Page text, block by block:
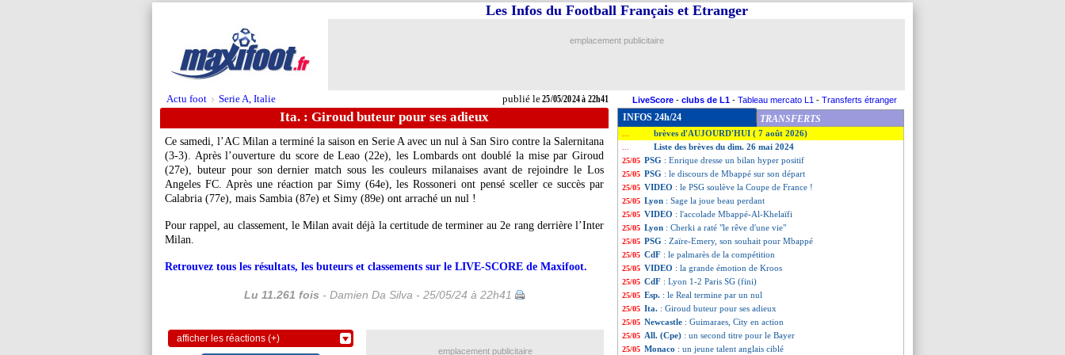
Actu foot > Serie A, Italie publié le25/05/2024 à 22h41
Les Infos du Football Français et Etranger
emplacement publicitaire
LiveScore - clubs de L1 - Tableau mercato L1 - Transferts étranger
Ita. : Giroud buteur pour ses adieux
Ce samedi, l’AC Milan a terminé la saison en Serie A avec un nul à San Siro contre la Salernitana
(3-3). Après l’ouverture du score de Leao (22e), les Lombards ont doublé la mise par Giroud
(27e), buteur pour son dernier match sous les couleurs milanaises avant de rejoindre le Los
Angeles FC. Après une réaction par Simy (64e), les Rossoneri ont pensé sceller ce succès par
Calabria (77e), mais Sambia (87e) et Simy (89e) ont arraché un nul !
Pour rappel, au classement, le Milan avait déjà la certitude de terminer au 2e rang derrière l’Inter
Milan.
Retrouvez tous les résultats, les buteurs et classements sur le LIVE-SCORE de Maxifoot.
Lu 11.261 fois - Damien Da Silva - 25/05/24 à 22h41
afficher les réactions (+)
INFOS 24h/24 TRANSFERTS
brèves d'AUJOURD'HUI ( 7 août 2026)
Liste des brèves du dim. 26 mai 2024
25/05 PSG : Enrique dresse un bilan hyper positif
25/05 PSG : le discours de Mbappé sur son départ
25/05 VIDEO : le PSG soulève la Coupe de France !
25/05 Lyon : Sage la joue beau perdant
25/05 VIDEO : l'accolade Mbappé-Al-Khelaïfi
25/05 Lyon : Cherki a raté "le rêve d'une vie"
25/05 PSG : Zaïre-Emery, son souhait pour Mbappé
25/05 CdF : le palmarès de la compétition
25/05 VIDEO : la grande émotion de Kroos
25/05 CdF : Lyon 1-2 Paris SG (fini)
25/05 Esp. : le Real termine par un nul
25/05 Ita. : Giroud buteur pour ses adieux
25/05 Newcastle : Guimaraes, City en action
25/05 All. (Cpe) : un second titre pour le Bayer
25/05 Monaco : un jeune talent anglais ciblé
emplacement publicitaire